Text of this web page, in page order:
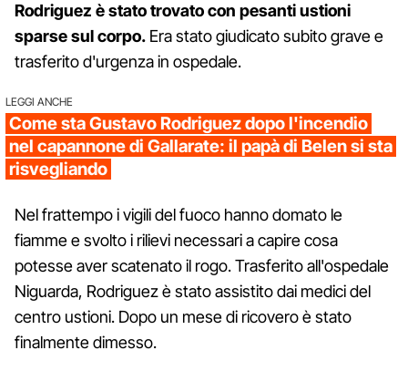
Rodriguez è stato trovato con pesanti ustioni
sparse sul corpo. Era stato giudicato subito grave e
trasferito d'urgenza in ospedale.
LEGGI ANCHE
Come sta Gustavo Rodriguez dopo l'incendio
nel capannone di Gallarate: il papà di Belen si sta
risvegliando
Nel frattempo i vigili del fuoco hanno domato le
fiamme e svolto i rilievi necessari a capire cosa
potesse aver scatenato il rogo. Trasferito all'ospedale
Niguarda, Rodriguez è stato assistito dai medici del
centro ustioni. Dopo un mese di ricovero è stato
finalmente dimesso.